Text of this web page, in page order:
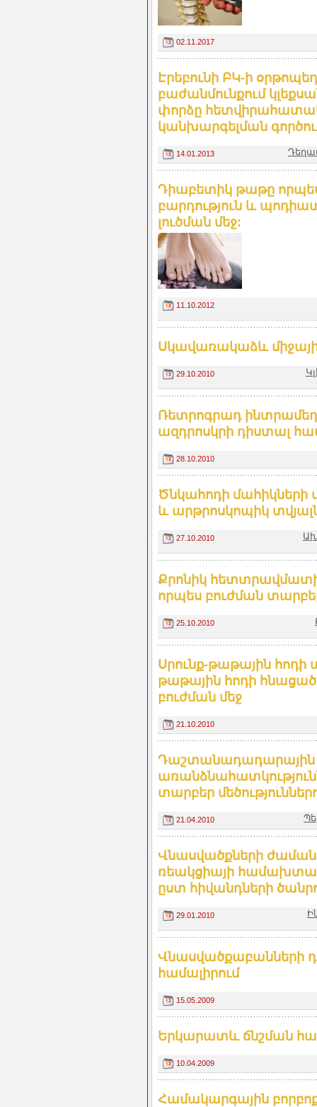
02.11.2017
Էրեբունի ԲԿ-ի
բաժանմունքում
փորձը
կանխարգելման
14.01.2013
Դիաբետիկ թաթը
բարդություն և
լուծման մեջ:
11.10.2012
Սկավառակաձև
29.10.2010
Ռետրոգրադ
ազդրոսկրի դիստալ
28.10.2010
Ծնկահոդի
և արթրոսկոպիկ
27.10.2010
Քրոնիկ
որպես բուժման
25.10.2010
Սրունք-թաթային հոդի
թաթային հոդի
բուժման մեջ
21.10.2010
տարբեր
21.04.2010
Վնասվածքների
ռեակցիայի
ըստ հիվանդների
29.01.2010
Վնասվածքաբանների
համալիրում
15.05.2009
Երկարատև ճնշման
10.04.2009
Համակարգային